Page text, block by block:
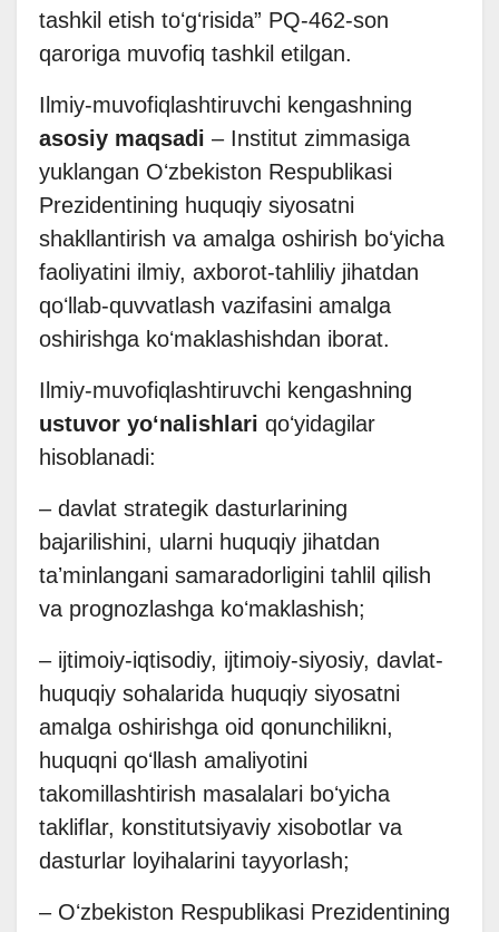
tashkil etish toʻgʻrisida” PQ-462-son
qaroriga muvofiq tashkil etilgan.
Ilmiy-muvofiqlashtiruvchi kengashning
asosiy maqsadi – Institut zimmasiga
yuklangan Oʻzbekiston Respublikasi
Prezidentining huquqiy siyosatni
shakllantirish va amalga oshirish boʻyicha
faoliyatini ilmiy, axborot-tahliliy jihatdan
qoʻllab-quvvatlash vazifasini amalga
oshirishga koʻmaklashishdan iborat.
Ilmiy-muvofiqlashtiruvchi kengashning
ustuvor yoʻnalishlari qoʻyidagilar
hisoblanadi:
– davlat strategik dasturlarining
bajarilishini, ularni huquqiy jihatdan
taʼminlangani samaradorligini tahlil qilish
va prognozlashga koʻmaklashish;
– ijtimoiy-iqtisodiy, ijtimoiy-siyosiy, davlat-
huquqiy sohalarida huquqiy siyosatni
amalga oshirishga oid qonunchilikni,
huquqni qoʻllash amaliyotini
takomillashtirish masalalari boʻyicha
takliflar, konstitutsiyaviy xisobotlar va
dasturlar loyihalarini tayyorlash;
– Oʻzbekiston Respublikasi Prezidentining